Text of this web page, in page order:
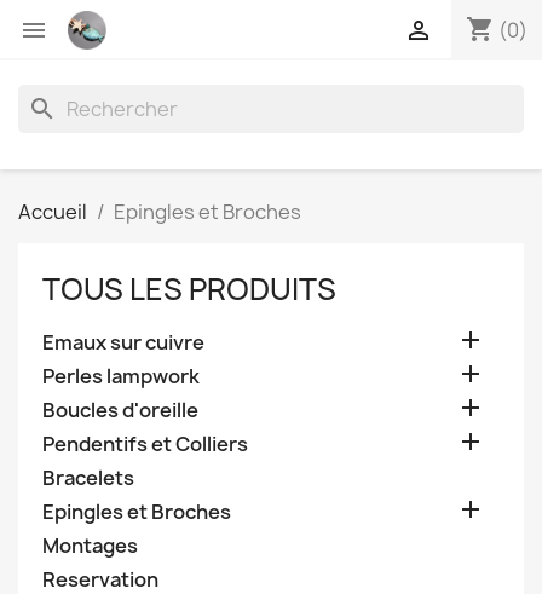
 shopping_cart (0)

search
Accueil Epingles et Broches
TOUS LES PRODUITS
Emaux sur cuivre 
Perles lampwork 
Boucles d'oreille 
Pendentifs et Colliers 
Bracelets
Epingles et Broches

Montages
Reservation